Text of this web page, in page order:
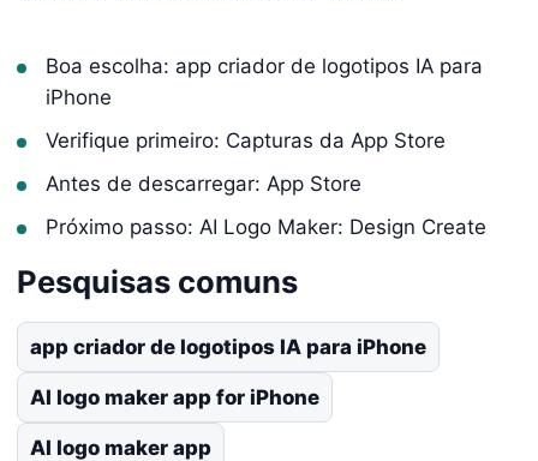
Boa escolha: app criador de logotipos IA para
iPhone
Verifique primeiro: Capturas da App Store
Antes de descarregar: App Store
Próximo passo: AI Logo Maker: Design Create
Pesquisas comuns
app criador de logotipos IA para iPhone
AI logo maker app for iPhone
AI logo maker app